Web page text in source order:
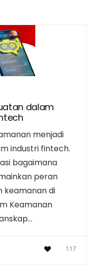
dalam
menjadi
industri fintech.
bagaimana
peran
keamanan di
Keamanan
117